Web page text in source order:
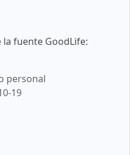
fuente GoodLife:
personal
19